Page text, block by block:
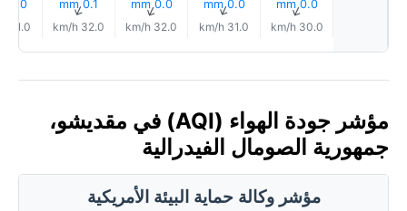
0.0 mm
↑
30.0 km/h
0.0 mm
↑
31.0 km/h
0.0 mm
↑
32.0 km/h
0.1 mm
↑
32.0 km/h
0.0 mm
31.0 km/h
مؤشر جودة الهواء (AQI) في مقديشو،
جمهورية الصومال الفيدرالية
مؤشر وكالة حماية البيئة الأمريكية